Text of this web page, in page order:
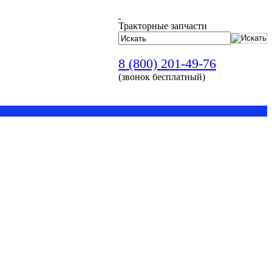
Тракторные запчасти
8 (800) 201-49-76
(звонок бесплатный)